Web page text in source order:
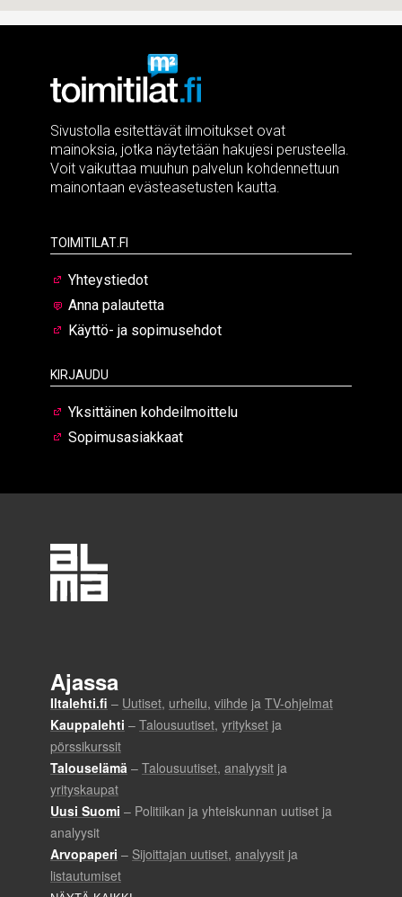
Sivustolla esitettävät ilmoitukset ovat
mainoksia, jotka näytetään hakujesi perusteella.
Voit vaikuttaa muuhun palvelun kohdennettuun
mainontaan evästeasetusten kautta.
Toimitilat.fi
Yhteystiedot
Anna palautetta
Käyttö- ja sopimusehdot
Kirjaudu
Yksittäinen kohdeilmoittelu
Sopimusasiakkaat